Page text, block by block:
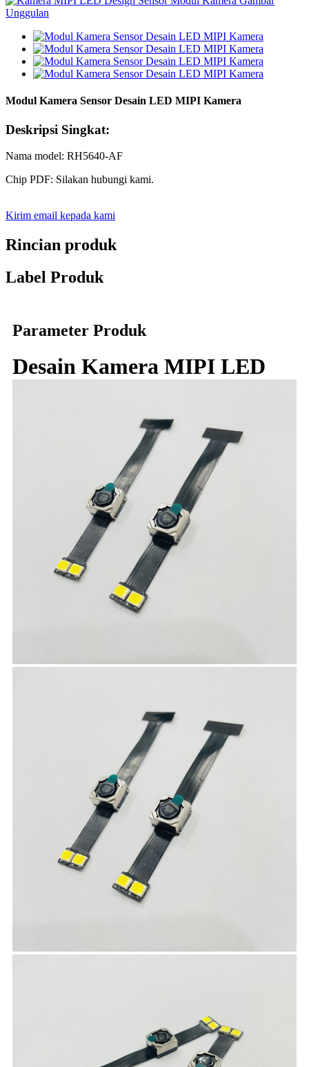
Modul Kamera Sensor Desain LED MIPI Kamera
Deskripsi Singkat:
Nama model: RH5640-AF
Chip PDF: Silakan hubungi kami.
Kirim email kepada kami
Rincian produk
Label Produk
Parameter Produk
Desain Kamera MIPI LED